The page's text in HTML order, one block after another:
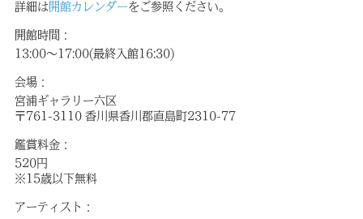
詳細は 開館カレンダーをご参照ください。
開館時間：
13:00～17:00(最終入館16:30)
会場：
宮浦ギャラリー六区
〒761-3110 香川県香川郡直島町2310-77
鑑賞料金：
520円
※15歳以下無料
アーティスト：